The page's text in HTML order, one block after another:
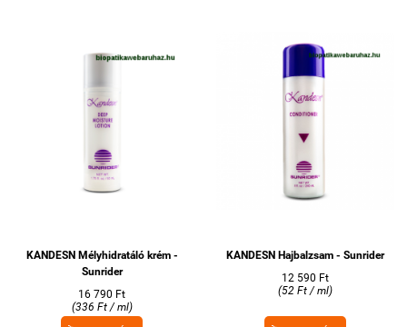
KANDESN Mélyhidratáló krém -
Sunrider
16 790 Ft
(336 Ft / ml)
KANDESN Hajbalzsam - Sunrider
12 590 Ft
(52 Ft / ml)